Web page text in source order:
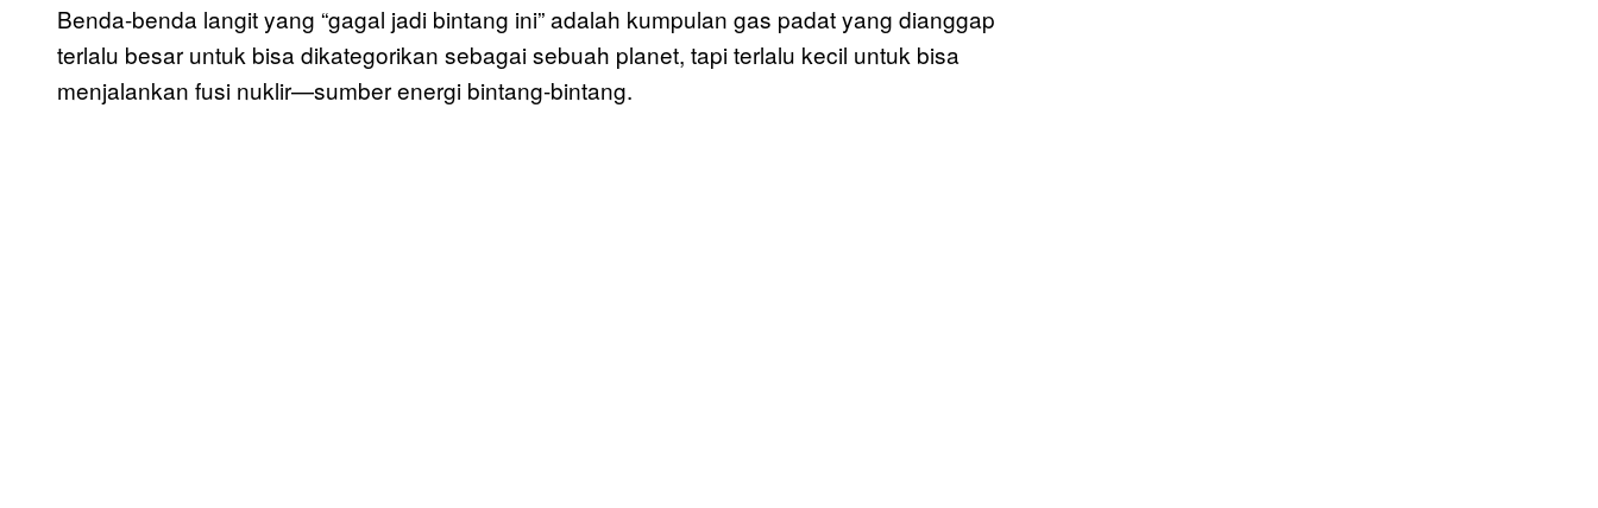
Benda-benda langit yang “gagal jadi bintang ini” adalah kumpulan gas padat yang dianggap
terlalu besar untuk bisa dikategorikan sebagai sebuah planet, tapi terlalu kecil untuk bisa
menjalankan fusi nuklir—sumber energi bintang-bintang.